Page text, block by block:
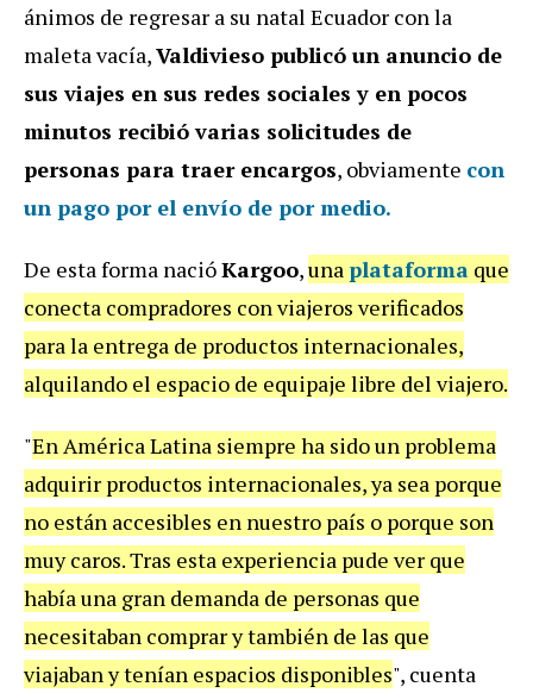
ánimos de regresar a su natal Ecuador con la
maleta vacía,Valdivieso publicó un anuncio de
sus viajes en sus redes sociales y en pocos
minutos recibió varias solicitudes de
personas para traer encargos, obviamente con
un pago por el envío de por medio.
De esta forma nacióKargoo,unaplataforma que
conecta compradores con viajeros verificados
para la entrega de productos internacionales,
alquilando el espacio de equipaje libre del viajero.
"En América Latina siempre ha sido un problema
adquirir productos internacionales, ya sea porque
no están accesibles en nuestro país o porque son
muy caros. Tras esta experiencia pude ver que
había una gran demanda de personas que
necesitaban comprar y también de las que
viajaban y tenían espacios disponibles", cuenta